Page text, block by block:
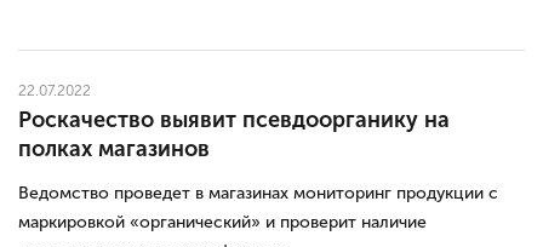
22.07.2022
Роскачество выявит псевдоорганику на
полках магазинов
Ведомство проведет в магазинах мониторинг продукции с
маркировкой «органический» и проверит наличие